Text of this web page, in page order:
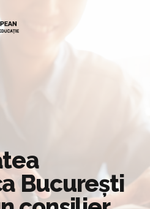
București